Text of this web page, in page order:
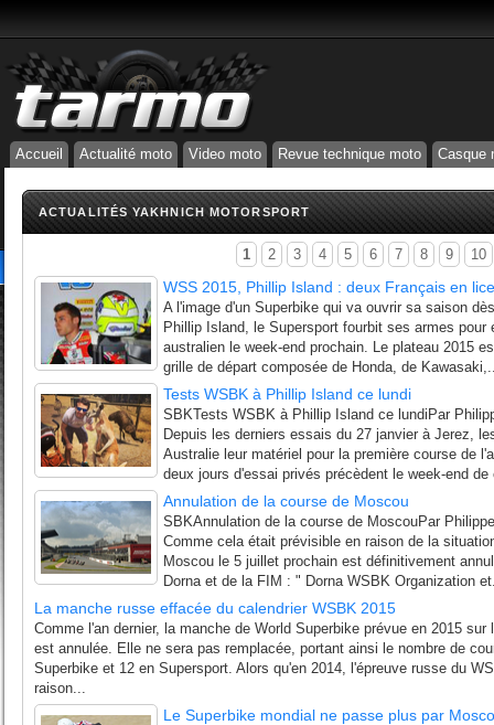
Accueil Actualité moto Video moto Revue technique moto Casque
ACTUALITÉS YAKHNICH MOTORSPORT
1 2 3 4 5 6 7 8 9 10
WSS 2015, Phillip Island : deux Français en
A l'image d'un Superbike qui va ouvrir sa saison
Phillip Island, le Supersport fourbit ses armes pour
australien le week-end prochain. Le plateau 2015
grille de départ composée de Honda, de
Tests WSBK à Phillip Island ce lundi
SBKTests WSBK à Phillip Island ce lundiPar
Depuis les derniers essais du 27 janvier à Jerez,
Australie leur matériel pour la première course de
deux jours d'essai privés précèdent le week-end de
Annulation de la course de Moscou
SBKAnnulation de la course de MoscouPar
Comme cela était prévisible en raison de la
Moscou le 5 juillet prochain est définitivement
Dorna et de la FIM : " Dorna WSBK Organization
La manche russe effacée du calendrier WSBK 2015
Comme l'an dernier, la manche de World Superbike prévue en 2015
est annulée. Elle ne sera pas remplacée, portant ainsi le nombre de
Superbike et 12 en Supersport. Alors qu'en 2014, l'épreuve russe du
raison...
Le Superbike mondial ne passe plus par